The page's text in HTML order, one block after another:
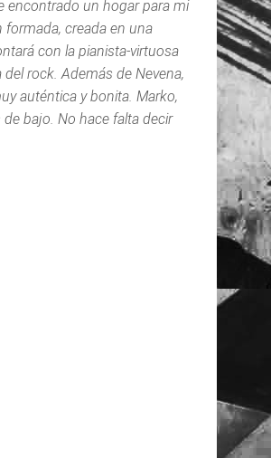
encontrado un hogar para mi
creada en una
con la pianista-virtuosa
rock. Además de Nevena,
auténtica y bonita. Marko,
bajo. No hace falta decir